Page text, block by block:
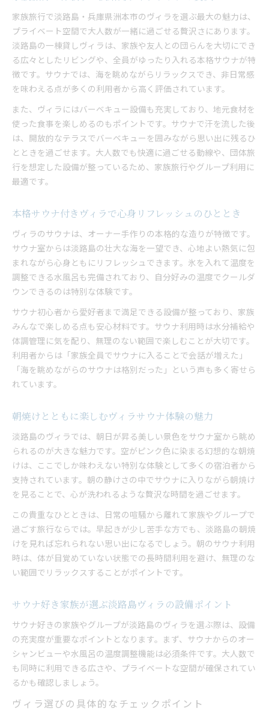
家族旅行で淡路島・兵庫県洲本市のヴィラを選ぶ最大の魅力は、
プライベート空間で大人数が一緒に過ごせる贅沢さにあります。
淡路島の一棟貸しヴィラは、家族や友人との団らんを大切にでき
る広々としたリビングや、全員がゆったり入れる本格サウナが特
徴です。サウナでは、海を眺めながらリラックスでき、非日常感
を味わえる点が多くの利用者から高く評価されています。
また、ヴィラにはバーベキュー設備も充実しており、地元食材を
使った食事を楽しめるのもポイントです。サウナで汗を流した後
は、開放的なテラスでバーベキューを囲みながら思い出に残るひ
とときを過ごせます。大人数でも快適に過ごせる動線や、団体旅
行を想定した設備が整っているため、家族旅行やグループ利用に
最適です。
本格サウナ付きヴィラで心身リフレッシュのひととき
ヴィラのサウナは、オーナー手作りの本格的な造りが特徴です。
サウナ室からは淡路島の壮大な海を一望でき、心地よい熱気に包
まれながら心身ともにリフレッシュできます。氷を入れて温度を
調整できる水風呂も完備されており、自分好みの温度でクールダ
ウンできるのは特別な体験です。
サウナ初心者から愛好者まで満足できる設備が整っており、家族
みんなで楽しめる点も安心材料です。サウナ利用時は水分補給や
体調管理に気を配り、無理のない範囲で楽しむことが大切です。
利用者からは「家族全員でサウナに入ることで会話が増えた」
「海を眺めながらのサウナは格別だった」という声も多く寄せら
れています。
朝焼けとともに楽しむヴィラサウナ体験の魅力
淡路島のヴィラでは、朝日が昇る美しい景色をサウナ室から眺め
られるのが大きな魅力です。空がピンク色に染まる幻想的な朝焼
けは、ここでしか味わえない特別な体験として多くの宿泊者から
支持されています。朝の静けさの中でサウナに入りながら朝焼け
を見ることで、心が洗われるような贅沢な時間を過ごせます。
この貴重なひとときは、日常の喧騒から離れて家族やグループで
過ごす旅行ならでは。早起きが少し苦手な方でも、淡路島の朝焼
けを見れば忘れられない思い出になるでしょう。朝のサウナ利用
時は、体が目覚めていない状態での長時間利用を避け、無理のな
い範囲でリラックスすることがポイントです。
サウナ好き家族が選ぶ淡路島ヴィラの設備ポイント
サウナ好きの家族やグループが淡路島のヴィラを選ぶ際は、設備
の充実度が重要なポイントとなります。まず、サウナからのオー
シャンビューや水風呂の温度調整機能は必須条件です。大人数で
も同時に利用できる広さや、プライベートな空間が確保されてい
るかも確認しましょう。
ヴィラ選びの具体的なチェックポイント